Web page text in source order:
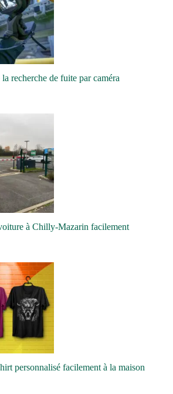
recherche de fuite par caméra
à Chilly-Mazarin facilement
personnalisé facilement à la maison